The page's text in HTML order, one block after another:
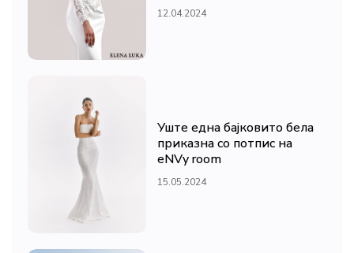
12.04.2024
Уште една бајковито бела
приказна со потпис на
eNVy room
15.05.2024